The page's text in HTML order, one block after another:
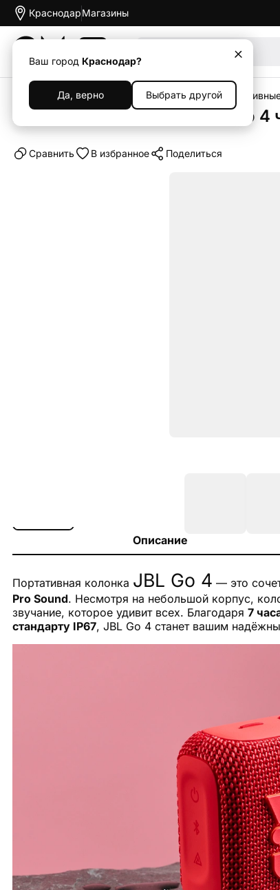
Краснодар
Ваш город Краснодар?
Да, верно Выбрать другой
Магазины
Каталог Наушники и колонки
Портативная колонка JBL Go 4
Cравнить В избранное Поделиться
Описание
Портативная колонка JBL Go 4 — это
Pro Sound. Несмотря на небольшой корпус,
звучание, которое удивит всех. Благодаря 7
стандарту IP67, JBL Go 4 станет вашим